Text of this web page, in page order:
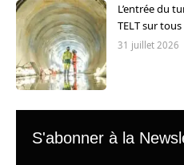
L’entrée du
TELT sur
31 juillet 2026
S'abonner à la